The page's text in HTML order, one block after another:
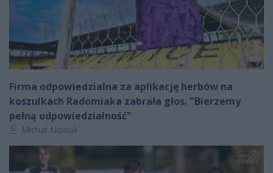
Firma odpowiedzialna za aplikację herbów na
koszulkach Radomiaka zabrała głos. "Bierzemy
pełną odpowiedzialność"
Autor artykułu:
Michał Nowak